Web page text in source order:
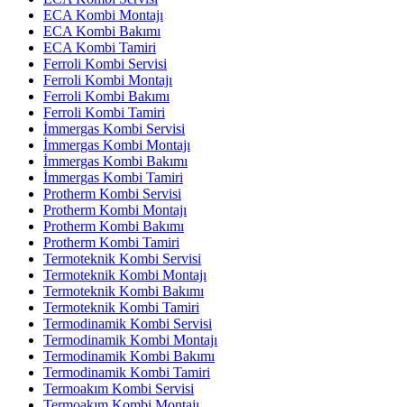
ECA Kombi Montajı
ECA Kombi Bakımı
ECA Kombi Tamiri
Ferroli Kombi Servisi
Ferroli Kombi Montajı
Ferroli Kombi Bakımı
Ferroli Kombi Tamiri
İmmergas Kombi Servisi
İmmergas Kombi Montajı
İmmergas Kombi Bakımı
İmmergas Kombi Tamiri
Protherm Kombi Servisi
Protherm Kombi Montajı
Protherm Kombi Bakımı
Protherm Kombi Tamiri
Termoteknik Kombi Servisi
Termoteknik Kombi Montajı
Termoteknik Kombi Bakımı
Termoteknik Kombi Tamiri
Termodinamik Kombi Servisi
Termodinamik Kombi Montajı
Termodinamik Kombi Bakımı
Termodinamik Kombi Tamiri
Termoakım Kombi Servisi